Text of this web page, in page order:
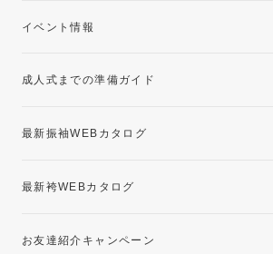
卒業袴レンタルプラン
イベント情報
成人式までの準備ガイド
最新振袖WEBカタログ
最新袴WEBカタログ
お友達紹介キャンペーン